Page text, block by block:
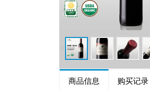
商品信息 购买记录